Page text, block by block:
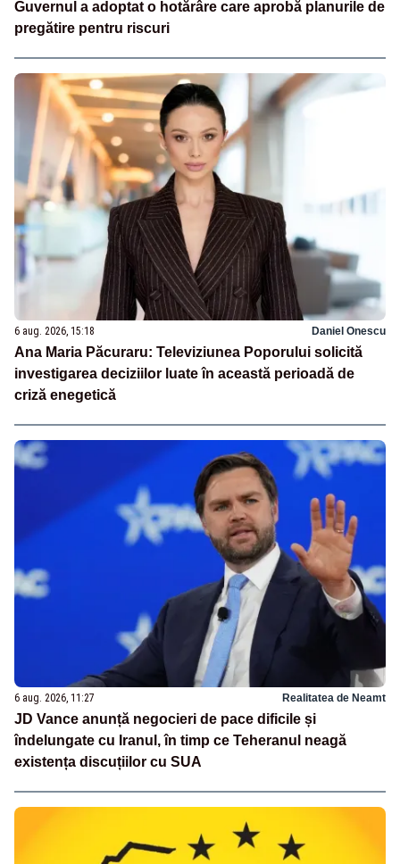
Guvernul a adoptat o hotărâre care aprobă planurile de
pregătire pentru riscuri
6 aug. 2026, 15:18 Daniel Onescu
Ana Maria Păcuraru: Televiziunea Poporului solicită
investigarea deciziilor luate în această perioadă de
criză enegetică
6 aug. 2026, 11:27 Realitatea de Neamt
JD Vance anunță negocieri de pace dificile și
îndelungate cu Iranul, în timp ce Teheranul neagă
existența discuțiilor cu SUA